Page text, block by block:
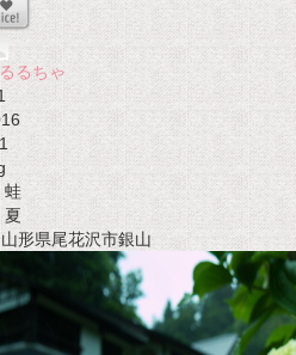
るちゃ
1
蛙
夏
形県尾花沢市銀山